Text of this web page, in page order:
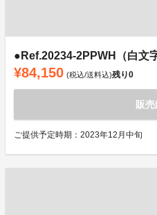
●Ref.20234-2PPWH（白文
¥84,150 (税込/送料込)残り0
販売
ご提供予定時期：2023年12月中旬